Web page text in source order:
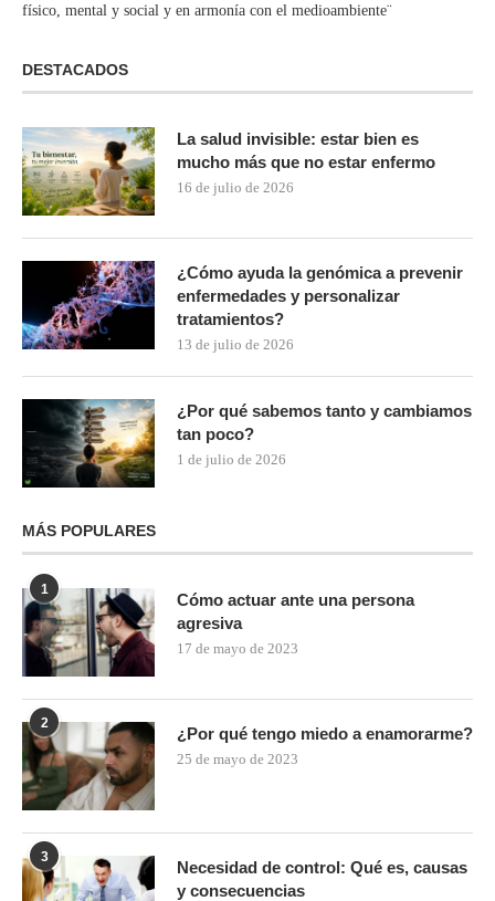
físico, mental y social y en armonía con el medioambiente¨
DESTACADOS
La salud invisible: estar bien es
mucho más que no estar enfermo
16 de julio de 2026
¿Cómo ayuda la genómica a prevenir
enfermedades y personalizar
tratamientos?
13 de julio de 2026
¿Por qué sabemos tanto y cambiamos
tan poco?
1 de julio de 2026
MÁS POPULARES
1
Cómo actuar ante una persona
agresiva
17 de mayo de 2023
2
¿Por qué tengo miedo a enamorarme?
25 de mayo de 2023
3
Necesidad de control: Qué es, causas
y consecuencias